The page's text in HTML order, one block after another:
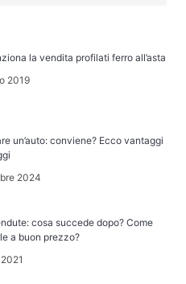
la vendita profilati ferro all’asta
2019
un’auto: conviene? Ecco vantaggi
2024
cosa succede dopo? Come
a buon prezzo?